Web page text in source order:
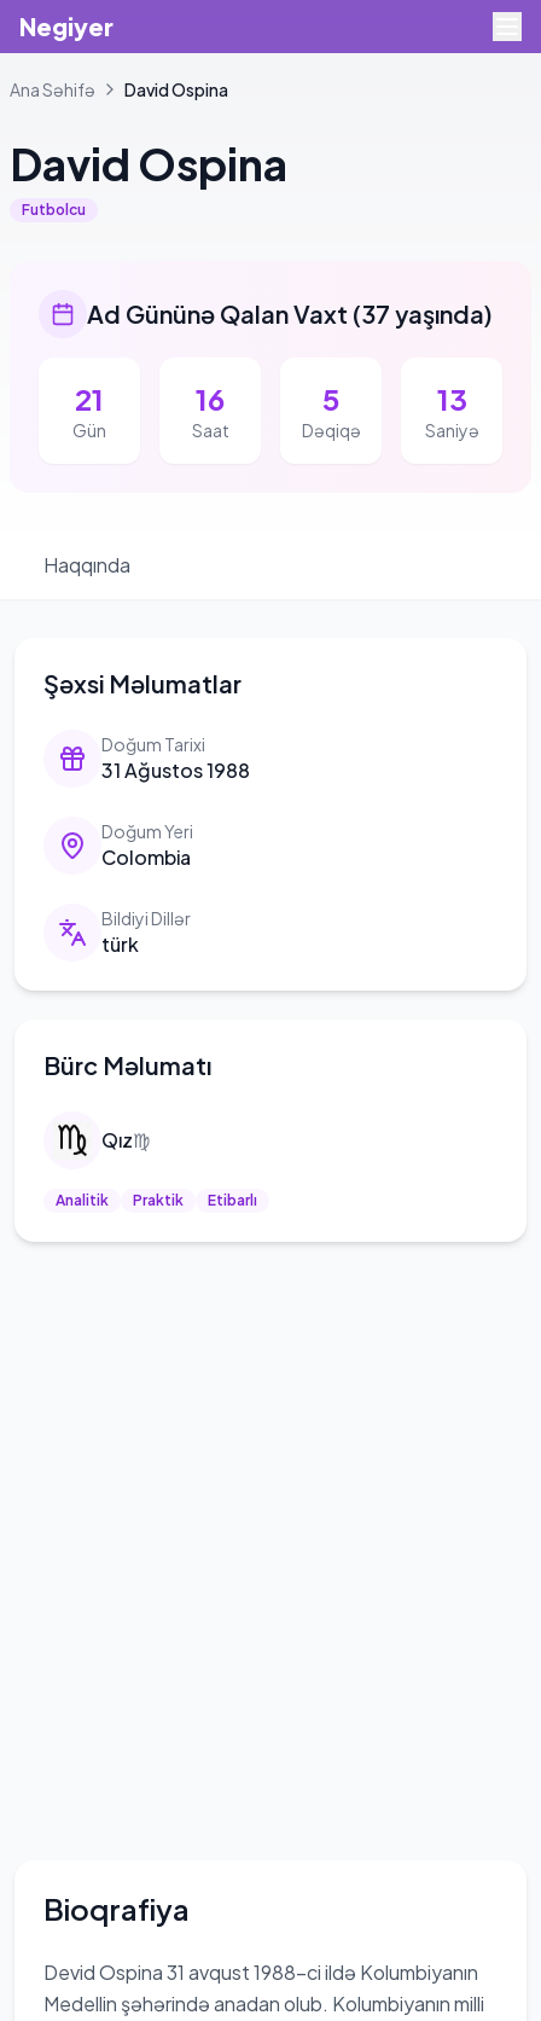
Negiyer
Ana Səhifə DavidOspina
David Ospina
Futbolcu
Ad Gününə Qalan Vaxt (37 yaşında)
21
Gün
16
Saat
5
Dəqiqə
12
Saniyə
Haqqında
Şəxsi Məlumatlar
Doğum Tarixi
31 Ağustos 1988
Doğum Yeri
Colombia
Bildiyi Dillər
türk
Bürc Məlumatı
Qız♍
Analitik Praktik Etibarlı
Bioqrafiya
Devid Ospina 31 avqust 1988-ci ildə Kolumbiyanın
Medellin şəhərində anadan olub. Kolumbiyanın milli